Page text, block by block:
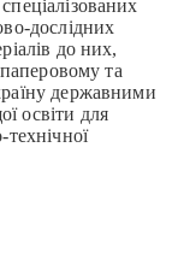
дослідних
до них,
паперовому та
державними
освіти для
технічної